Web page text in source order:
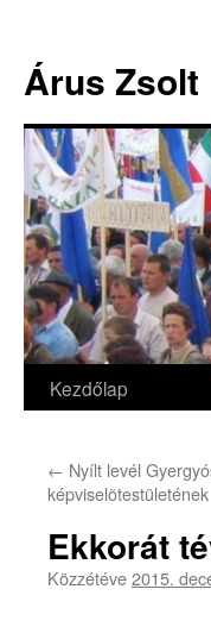
Árus Zsolt
Kilépés
tartalomba
Kezdőlap
← Nyílt levél
képviselõtestületének
Ekkorát
Közzétéve2015.